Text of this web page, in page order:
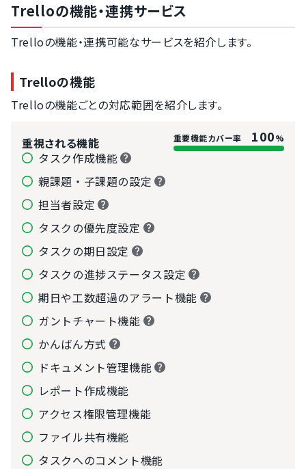
Trelloの機能・連携サービス
Trelloの機能・連携可能なサービスを紹介します。
Trelloの機能
Trelloの機能ごとの対応範囲を紹介します。
重視される機能 重要機能カバー率 100%
タスク作成機能
親課題・子課題の設定
担当者設定
タスクの優先度設定
タスクの期日設定
タスクの進捗ステータス設定
期日や工数超過のアラート機能
ガントチャート機能
かんばん方式
ドキュメント管理機能
レポート作成機能
アクセス権限管理機能
ファイル共有機能
タスクへのコメント機能